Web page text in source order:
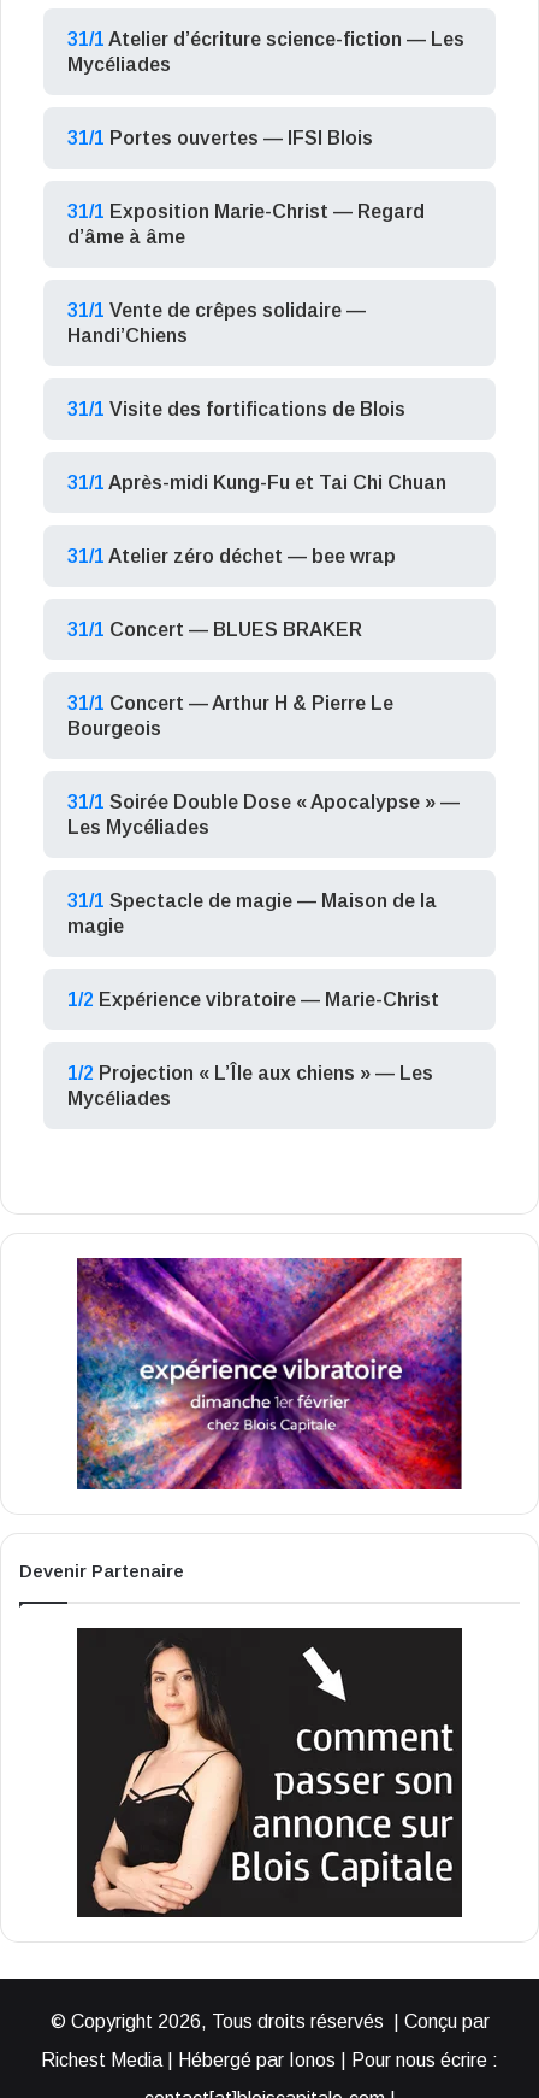
31/1 Atelier d’écriture science-fiction — Les
Mycéliades
31/1 Portes ouvertes — IFSI Blois
31/1 Exposition Marie-Christ — Regard
d’âme à âme
31/1 Vente de crêpes solidaire —
Handi’Chiens
31/1 Visite des fortifications de Blois
31/1 Après-midi Kung-Fu et Tai Chi Chuan
31/1 Atelier zéro déchet — bee wrap
31/1 Concert — BLUES BRAKER
31/1 Concert — Arthur H & Pierre Le
Bourgeois
31/1 Soirée Double Dose « Apocalypse » —
Les Mycéliades
31/1 Spectacle de magie — Maison de la
magie
1/2 Expérience vibratoire — Marie-Christ
1/2 Projection « L’Île aux chiens » — Les
Mycéliades
Devenir Partenaire
© Copyright 2026, Tous droits réservés | Conçu par
Richest Media | Hébergé par Ionos | Pour nous écrire :